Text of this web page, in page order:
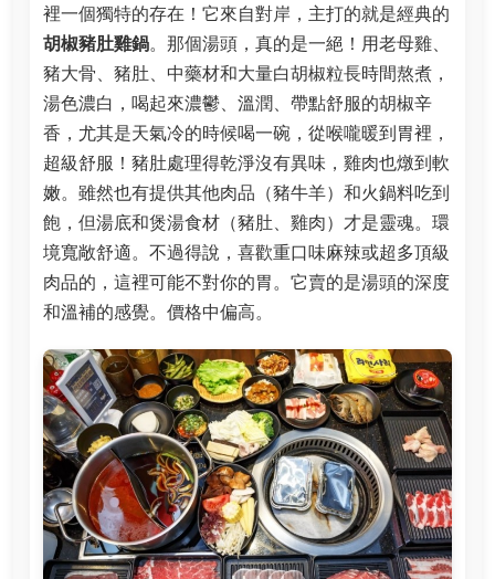
裡一個獨特的存在！它來自對岸，主打的就是經典的
胡椒豬肚雞鍋。那個湯頭，真的是一絕！用老母雞、
豬大骨、豬肚、中藥材和大量白胡椒粒長時間熬煮，
湯色濃白，喝起來濃鬱、溫潤、帶點舒服的胡椒辛
香，尤其是天氣冷的時候喝一碗，從喉嚨暖到胃裡，
超級舒服！豬肚處理得乾淨沒有異味，雞肉也燉到軟
嫩。雖然也有提供其他肉品（豬牛羊）和火鍋料吃到
飽，但湯底和煲湯食材（豬肚、雞肉）才是靈魂。環
境寬敞舒適。不過得說，喜歡重口味麻辣或超多頂級
肉品的，這裡可能不對你的胃。它賣的是湯頭的深度
和溫補的感覺。價格中偏高。